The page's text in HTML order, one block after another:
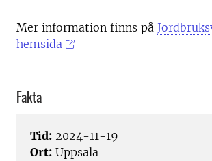
Mer information finns på
hemsida
Fakta
Tid: 2024-11-19
Ort: Uppsala